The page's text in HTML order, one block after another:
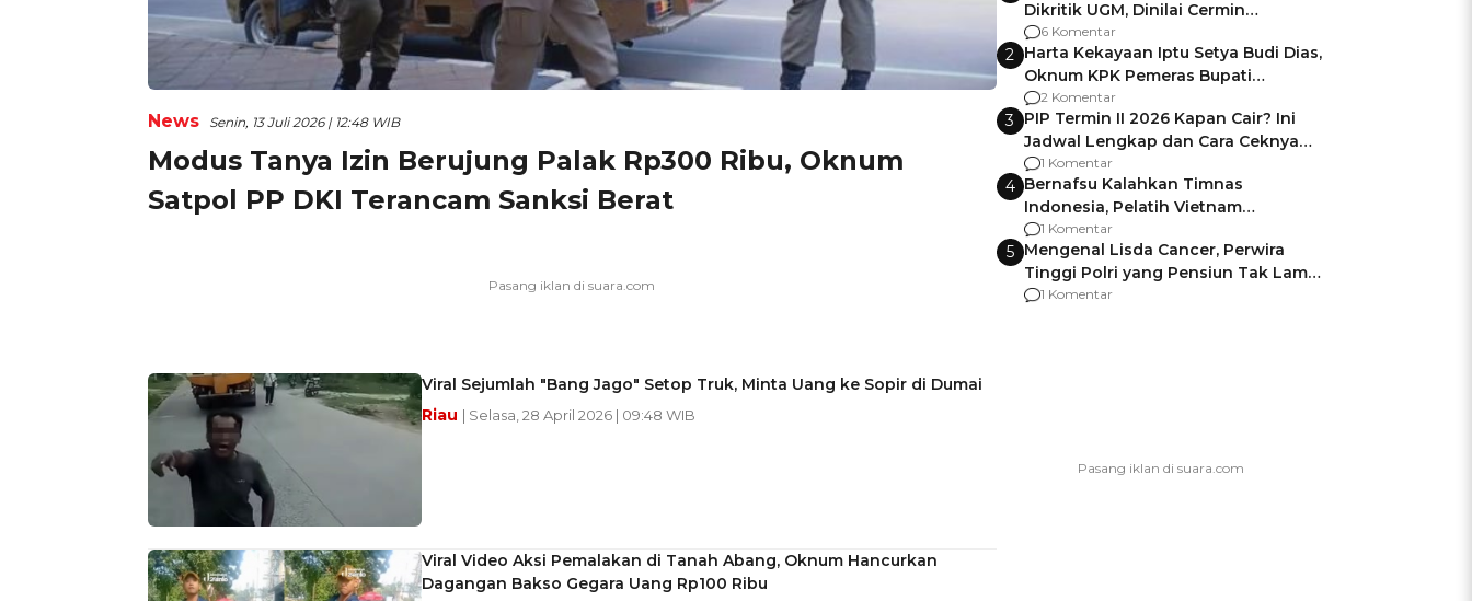
News Senin, 13 Juli 2026 | 12:48 WIB
Modus Tanya Izin Berujung Palak Rp300 Ribu, Oknum
Satpol PP DKI Terancam Sanksi Berat
Viral Sejumlah "Bang Jago" Setop Truk, Minta Uang ke Sopir di Dumai
Riau | Selasa, 28 April 2026 | 09:48 WIB
Viral Video Aksi Pemalakan di Tanah Abang, Oknum Hancurkan
Dagangan Bakso Gegara Uang Rp100 Ribu
Dikritik UGM, Dinilai Cermin
Gagalnya Negara Jamin Keamanan
6 Komentar
2 Harta Kekayaan Iptu Setya Budi Dias,
Oknum KPK Pemeras Bupati
Pemalang
2 Komentar
3 PIP Termin II 2026 Kapan Cair? Ini
Jadwal Lengkap dan Cara Ceknya
agar Dana Tidak Hangus!
1 Komentar
4 Bernafsu Kalahkan Timnas
Indonesia, Pelatih Vietnam
Berencana Pakai Jimat di Pakansari
1 Komentar
5 Mengenal Lisda Cancer, Perwira
Tinggi Polri yang Pensiun Tak Lama
Usai Jadi Brigjen
1 Komentar